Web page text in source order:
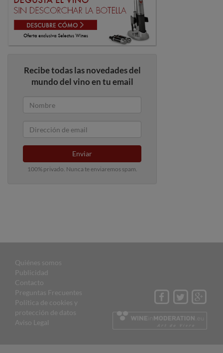
Recibe todas las novedades del
mundo del vino en tu email
Enviar
100% privado. Nunca te enviaremos spam.
Quiénes somos
Publicidad
Contacto
Preguntas Frecuentes
Política de cookies y
protección de datos
Aviso Legal